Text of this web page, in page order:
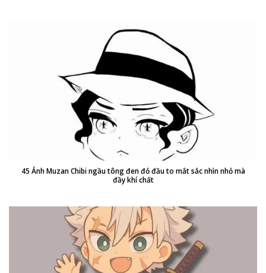
45 Ảnh Muzan Chibi ngầu tông đen đỏ đầu to mắt sắc nhìn nhỏ mà
đầy khí chất